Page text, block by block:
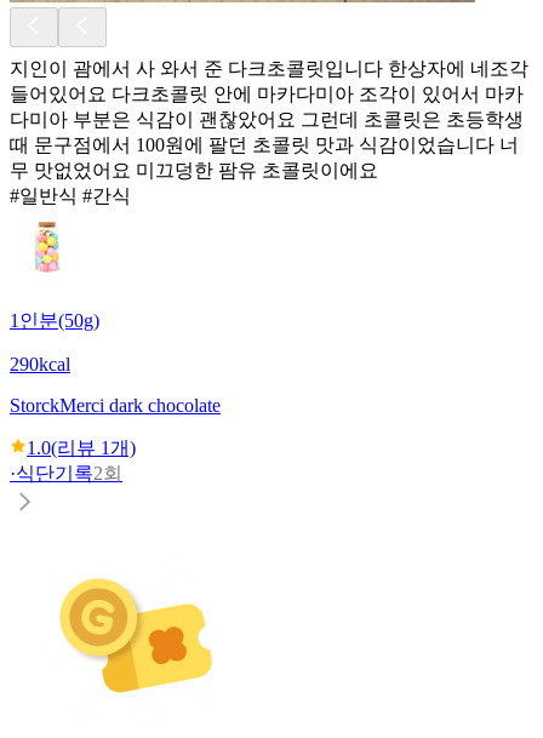
지인이 괌에서 사 와서 준 다크초콜릿입니다 한상자에 네조각
들어있어요 다크초콜릿 안에 마카다미아 조각이 있어서 마카
다미아 부분은 식감이 괜찮았어요 그런데 초콜릿은 초등학생
때 문구점에서 100원에 팔던 초콜릿 맛과 식감이었습니다 너
무 맛없었어요 미끄덩한 팜유 초콜릿이에요
#일반식 #간식
1인분(50g)
290kcal
StorckMerci dark chocolate
1.0(리뷰 1개)
·식단기록2회